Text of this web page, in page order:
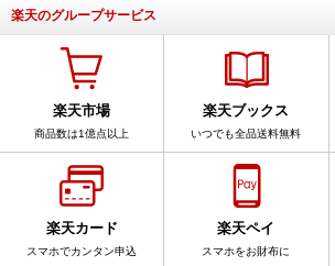
楽天のグループサービス
楽天市場
商品数は1億点以上
楽天ブックス
いつでも全品送料無料
楽天カード
スマホでカンタン申込
楽天ペイ
スマホをお財布に